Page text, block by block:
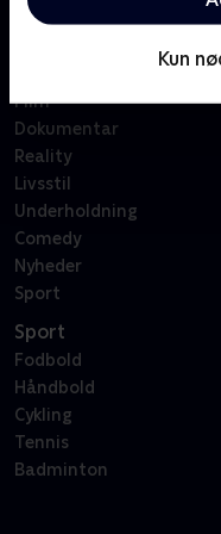
Kun
Kategorier
Film
Dokumentar
Reality
Livsstil
Underholdning
Comedy
Nyheder
Sport
Sport
Fodbold
Håndbold
Cykling
Tennis
Badminton